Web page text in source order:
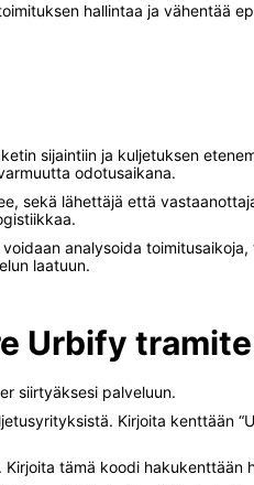
hallintaa ja vähentää
sijaintiin ja kuljetuksen
odotusaikana.
sekä lähettäjä että
voidaan analysoida
laatuun.
Urbify
siirtyäksesi palveluun.
Kirjoita kenttään
tämä koodi hakukenttään